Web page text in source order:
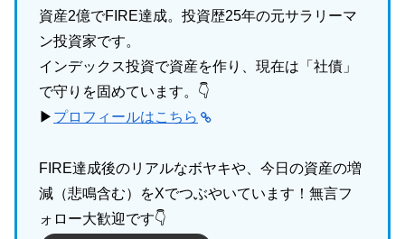
資産2億でFIRE達成。投資歴25年の元サラリーマ
ン投資家です。
インデックス投資で資産を作り、現在は「社債」
で守りを固めています。👇
▶ プロフィールはこちら
FIRE達成後のリアルなボヤキや、今日の資産の増
減（悲鳴含む）をXでつぶやいています！無言フ
ォロー大歓迎です👇